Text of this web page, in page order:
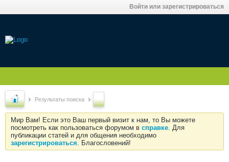
Войти или зарегистрироваться
Результаты поиска
Мир Вам! Если это Ваш первый визит к нам, то Вы можете
посмотреть как пользоваться форумом в справке. Для
публикации статей и для общения необходимо
зарегистрироваться. Благословений!